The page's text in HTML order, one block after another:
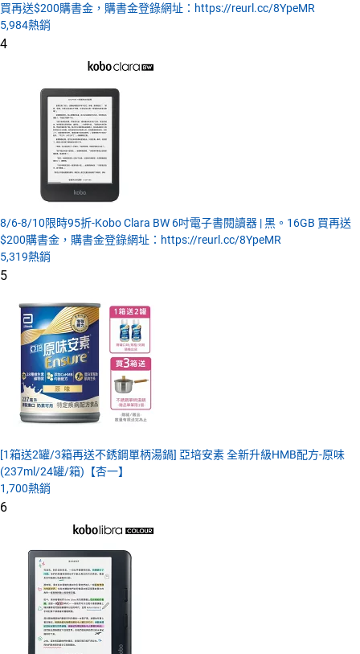
買再送$200購書金，購書金登錄網址：https://reurl.cc/8YpeMR
5,984熱銷
4
8/6-8/10限時95折-Kobo Clara BW 6吋電子書閱讀器 | 黑。16GB 買再送
$200購書金，購書金登錄網址：https://reurl.cc/8YpeMR
5,319熱銷
5
[1箱送2罐/3箱再送不銹鋼單柄湯鍋] 亞培安素 全新升級HMB配方-原味
(237ml/24罐/箱)【杏一】
1,700熱銷
6